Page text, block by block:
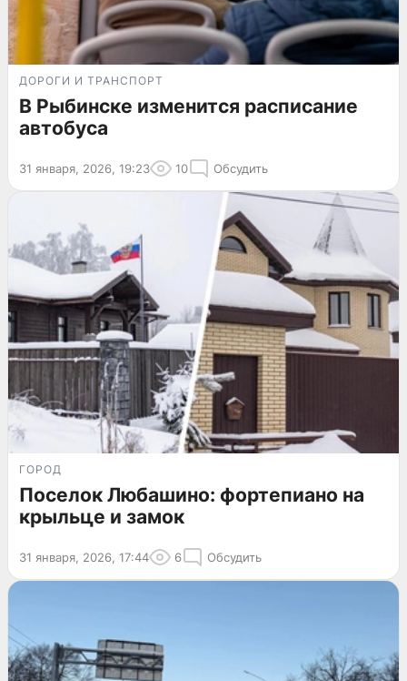
ДОРОГИ И ТРАНСПОРТ
В Рыбинске изменится расписание
автобуса
31 января, 2026, 19:23 10 Обсудить
ГОРОД
Поселок Любашино: фортепиано на
крыльце и замок
31 января, 2026, 17:44 6 Обсудить